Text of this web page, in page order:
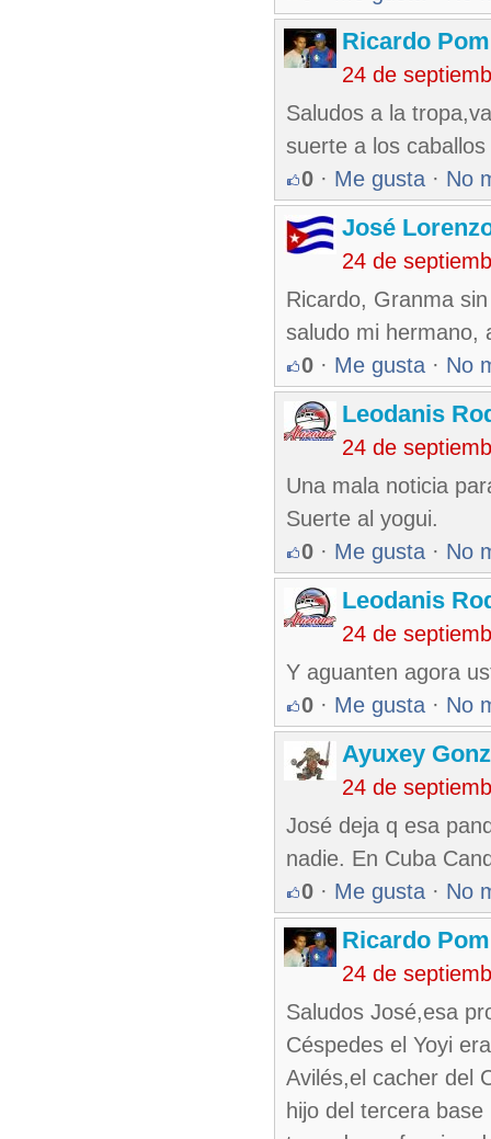
Ricardo
24 de
Saludos a la
suerte a los
0 · Me gusta · No
José
24 de
Ricardo, Granma
saludo mi hermano,
0 · Me gusta · No
Leodanis
24 de
Una mala noticia
Suerte al yogui.
0 · Me gusta · No
Leodanis
24 de
Y aguanten agora
0 · Me gusta · No
Ayuxey
24 de
José deja q esa
nadie. En Cuba
0 · Me gusta · No
Ricardo
24 de
Saludos José,esa
Céspedes el Yoyi
Avilés,el cacher del
hijo del tercera